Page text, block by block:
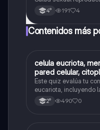
4° 191 4
Contenidos más
CBiología
celula eucriota,
pared celular, citoplasma y
nombre se las
Este quiz evalúa tu
eucariota, incluyendo
núcleo, pared celular,
2° 490 0